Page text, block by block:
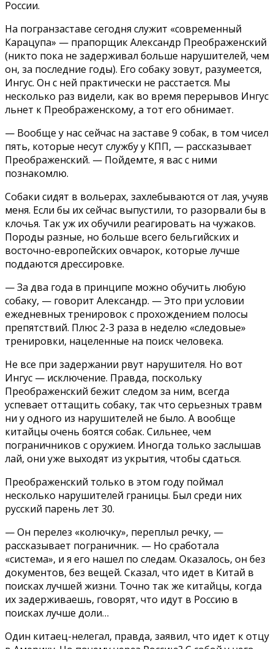
России.
На погранзаставе сегодня служит «современный
Карацупа» — прапорщик Александр Преображенский
(никто пока не задерживал больше нарушителей, чем
он, за последние годы). Его собаку зовут, разумеется,
Ингус. Он с ней практически не расстается. Мы
несколько раз видели, как во время перерывов Ингус
льнет к Преображенскому, а тот его обнимает.
— Вообще у нас сейчас на заставе 9 собак, в том чисел
пять, которые несут службу у КПП, — рассказывает
Преображенский. — Пойдемте, я вас с ними
познакомлю.
Собаки сидят в вольерах, захлебываются от лая, учуяв
меня. Если бы их сейчас выпустили, то разорвали бы в
клочья. Так уж их обучили реагировать на чужаков.
Породы разные, но больше всего бельгийских и
восточно-европейских овчарок, которые лучше
поддаются дрессировке.
— За два года в принципе можно обучить любую
собаку, — говорит Александр. — Это при условии
ежедневных тренировок с прохождением полосы
препятствий. Плюс 2-3 раза в неделю «следовые»
тренировки, нацеленные на поиск человека.
Не все при задержании рвут нарушителя. Но вот
Ингус — исключение. Правда, поскольку
Преображенский бежит следом за ним, всегда
успевает оттащить собаку, так что серьезных травм
ни у одного из нарушителей не было. А вообще
китайцы очень боятся собак. Сильнее, чем
пограничников с оружием. Иногда только заслышав
лай, они уже выходят из укрытия, чтобы сдаться.
Преображенский только в этом году поймал
несколько нарушителей границы. Был среди них
русский парень лет 30.
— Он перелез «колючку», переплыл речку, —
рассказывает пограничник. — Но сработала
«система», и я его нашел по следам. Оказалось, он без
документов, без вещей. Сказал, что идет в Китай в
поисках лучшей жизни. Точно так же китайцы, когда
их задерживаешь, говорят, что идут в Россию в
поисках лучше доли…
Один китаец-нелегал, правда, заявил, что идет к отцу